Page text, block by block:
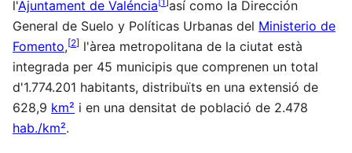
l'Ajuntament de Valéncia
así como la Dirección
General de Suelo y Políticas Urbanas del Ministerio de
Fomento,[2] l'àrea metropolitana de la ciutat està
integrada per 45 municipis que comprenen un total
d'1.774.201 habitants, distribuïts en una extensió de
628,9 km² i en una densitat de població de 2.478
hab./km².